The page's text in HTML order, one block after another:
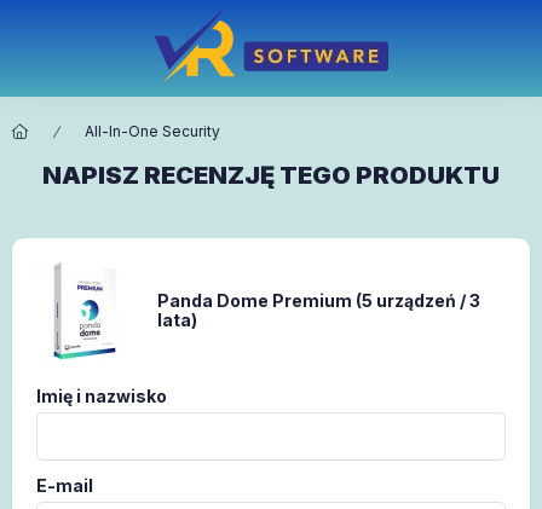
All-In-One Security
NAPISZ RECENZJĘ TEGO PRODUKTU
Panda Dome Premium (5 urządzeń / 3
lata)
Imię i nazwisko
E-mail